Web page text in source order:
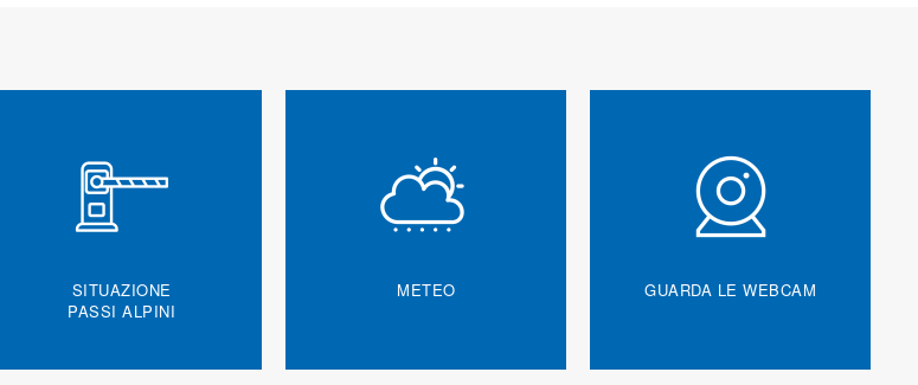
SITUAZIONE
PASSI ALPINI
METEO GUARDA LE WEBCAM